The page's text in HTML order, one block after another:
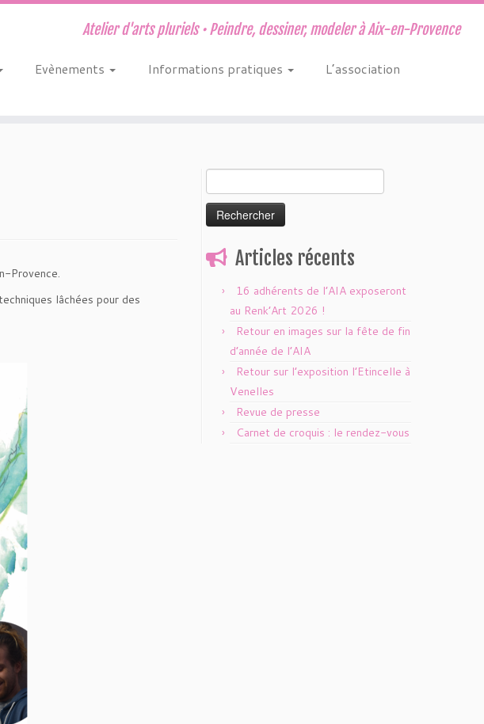
Atelier d'arts pluriels • Peindre, dessiner, modeler à Aix-en-Provence
Evènements Informations pratiques
L’association
Provence.
lâchées pour des
Articles récents
16 adhérents de l’AIA exposeront
au Renk’Art 2026 !
Retour en images sur la fête de fin
d’année de l’AIA
Retour sur l’exposition l’Etincelle à
Venelles
Revue de presse
Carnet de croquis : le rendez-vous